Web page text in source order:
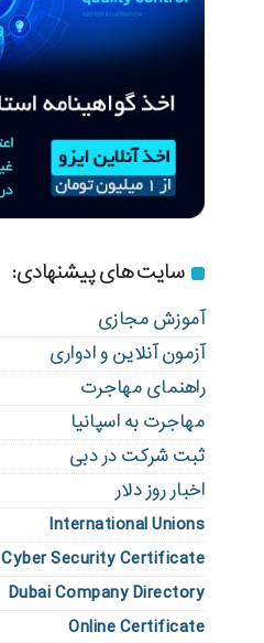
سایت های پیشنهادی:
آموزش مجازی
آزمون آنلاین و ادواری
راهنمای مهاجرت
مهاجرت به اسپانیا
ثبت شرکت در دبی
اخبار روز دلار
International Unions
Cyber Security Certificate
Dubai Company Directory
Online Certificate